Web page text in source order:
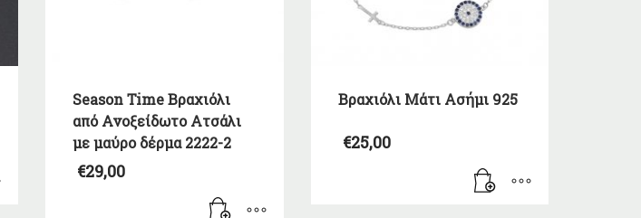
Season Time Βραχιόλι
από Ανοξείδωτο Ατσάλι
με μαύρο δέρμα 2222-2
€29,00
Βραχιόλι Μάτι Ασήμι 925
€25,00